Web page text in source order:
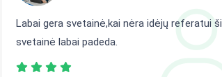
Labai gera svetainė,kai nėra idėjų referatui ši
svetainė labai padeda.